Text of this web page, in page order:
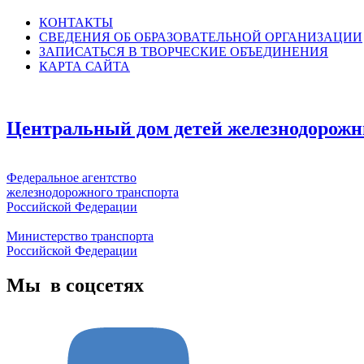
КОНТАКТЫ
СВЕДЕНИЯ ОБ ОБРАЗОВАТЕЛЬНОЙ ОРГАНИЗАЦИИ
ЗАПИСАТЬСЯ В ТВОРЧЕСКИЕ ОБЪЕДИНЕНИЯ
КАРТА САЙТА
Центральный дом детей
Федеральное агентство
железнодорожного транспорта
Российской Федерации
Министерство транспорта
Российской Федерации
Мы в соцсетях